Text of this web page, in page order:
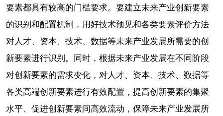
要素都具有较高的门槛要求。要建立未来产业创新要素
的识别和配置机制，用好技术预见和各类要素评价方法
对人才、资本、技术、数据等未来产业发展所需要的创
新要素进行识别。同时，根据未来产业发展在不同阶段
对创新要素的需求变化，对人才、资本、技术、数据等
各类高端创新要素进行有效配置，提高创新要素的集聚
水平、促进创新要素间高效流动，保障未来产业发展所